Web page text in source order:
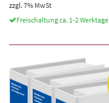
zzgl. 7% MwSt
Freischaltung ca. 1-2 Werktage